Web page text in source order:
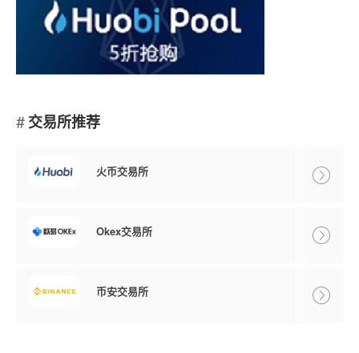
交易所推荐
火币交易所
Okex交易所
币安交易所